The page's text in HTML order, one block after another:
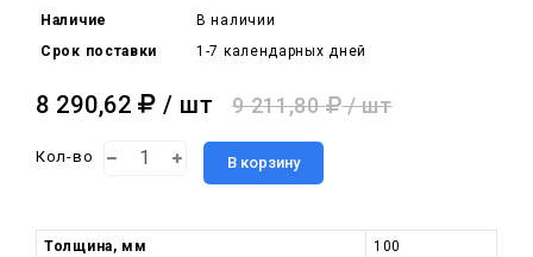
Наличие
В наличии
Срок поставки
1-7 календарных дней
8 290,62 / шт 9 211,80 / шт
Кол-во В корзину
Толщина, мм
100